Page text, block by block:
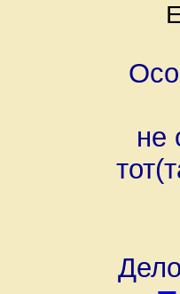
не